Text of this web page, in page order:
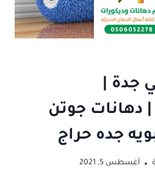
جدة |
0506052278 | دهانات جوتن
جده حراج
أغسطس 5, 2021